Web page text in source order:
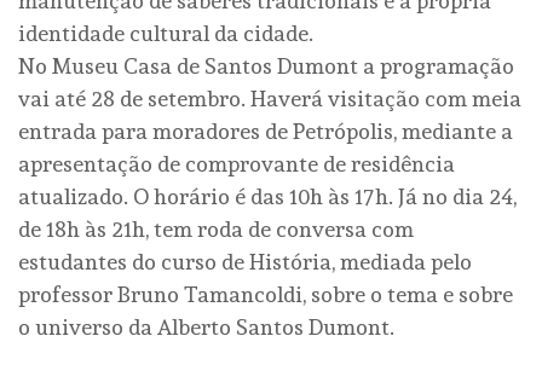
identidade cultural da cidade.
No Museu Casa de Santos Dumont a programação
vai até 28 de setembro. Haverá visitação com meia
entrada para moradores de Petrópolis, mediante a
apresentação de comprovante de residência
atualizado. O horário é das 10h às 17h. Já no dia 24,
de 18h às 21h, tem roda de conversa com
estudantes do curso de História, mediada pelo
professor Bruno Tamancoldi, sobre o tema e sobre
o universo da Alberto Santos Dumont.